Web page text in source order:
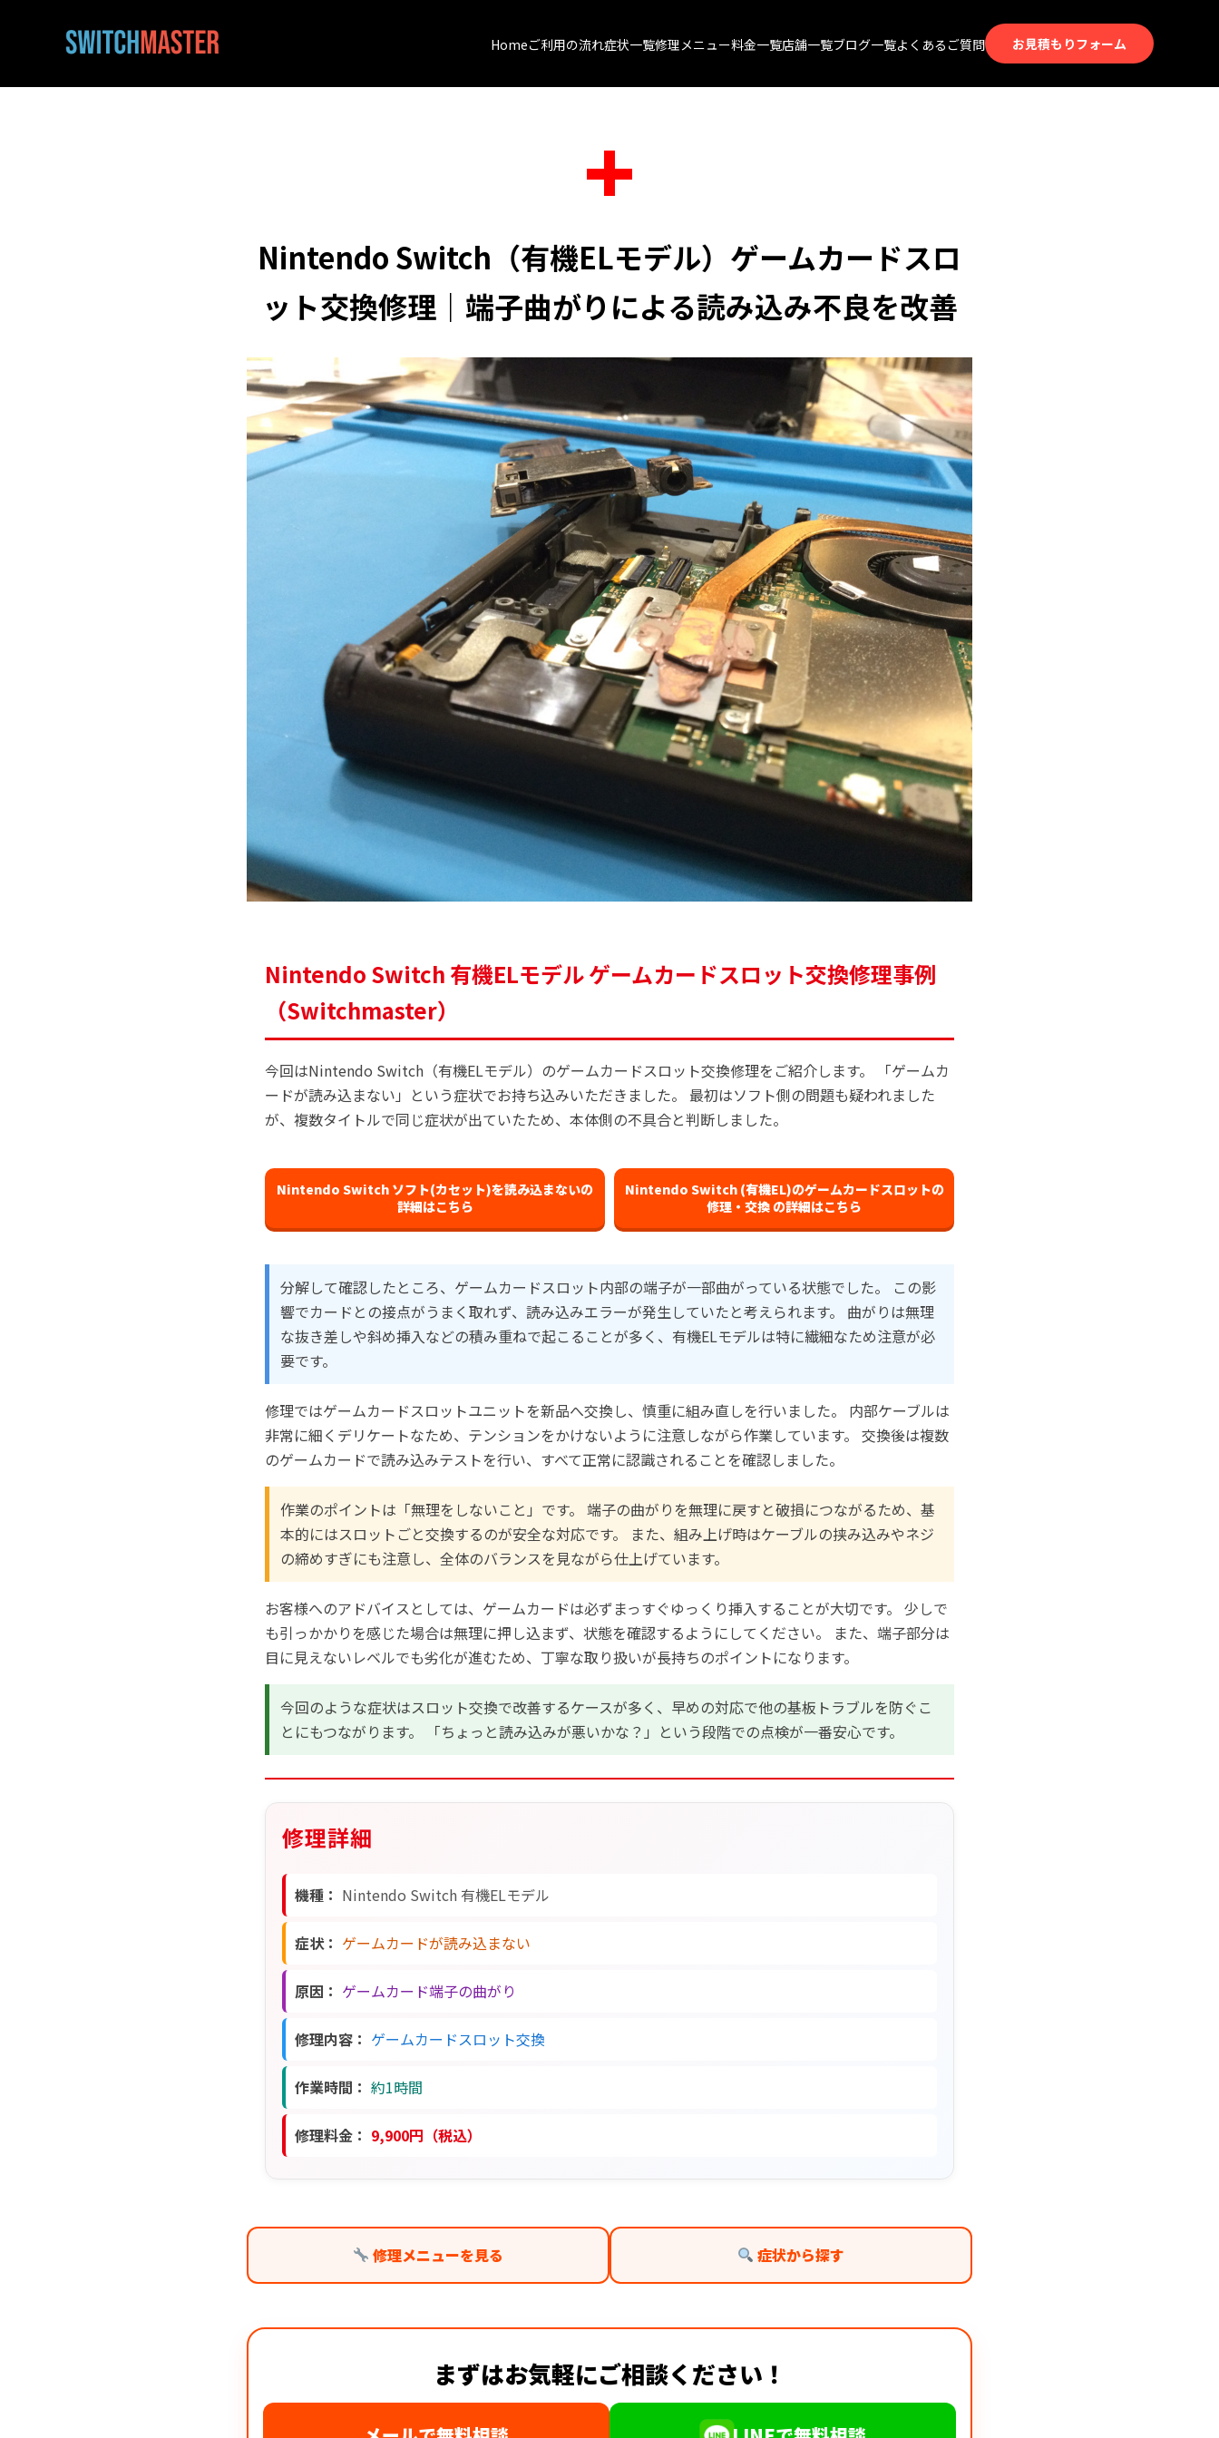
Homeご利用の流れ症状一覧修理メニュー料金一覧店舗一覧ブログ一覧よくあるご質問 お見積もりフォーム
Nintendo Switch（有機ELモデル）ゲームカードスロ
ット交換修理｜端子曲がりによる読み込み不良を改善
Nintendo Switch 有機ELモデル ゲームカードスロット交換修理事例
（Switchmaster）
今回はNintendo Switch（有機ELモデル）のゲームカードスロット交換修理をご紹介します。 「ゲームカ
ードが読み込まない」という症状でお持ち込みいただきました。 最初はソフト側の問題も疑われました
が、複数タイトルで同じ症状が出ていたため、本体側の不具合と判断しました。
Nintendo Switch ソフト(カセット)を読み込まないの
詳細はこちら
Nintendo Switch (有機EL)のゲームカードスロットの
修理・交換 の詳細はこちら
分解して確認したところ、ゲームカードスロット内部の端子が一部曲がっている状態でした。 この影
響でカードとの接点がうまく取れず、読み込みエラーが発生していたと考えられます。 曲がりは無理
な抜き差しや斜め挿入などの積み重ねで起こることが多く、有機ELモデルは特に繊細なため注意が必
要です。
修理ではゲームカードスロットユニットを新品へ交換し、慎重に組み直しを行いました。 内部ケーブルは
非常に細くデリケートなため、テンションをかけないように注意しながら作業しています。 交換後は複数
のゲームカードで読み込みテストを行い、すべて正常に認識されることを確認しました。
作業のポイントは「無理をしないこと」です。 端子の曲がりを無理に戻すと破損につながるため、基
本的にはスロットごと交換するのが安全な対応です。 また、組み上げ時はケーブルの挟み込みやネジ
の締めすぎにも注意し、全体のバランスを見ながら仕上げています。
お客様へのアドバイスとしては、ゲームカードは必ずまっすぐゆっくり挿入することが大切です。 少しで
も引っかかりを感じた場合は無理に押し込まず、状態を確認するようにしてください。 また、端子部分は
目に見えないレベルでも劣化が進むため、丁寧な取り扱いが長持ちのポイントになります。
今回のような症状はスロット交換で改善するケースが多く、早めの対応で他の基板トラブルを防ぐこ
とにもつながります。 「ちょっと読み込みが悪いかな？」という段階での点検が一番安心です。
修理詳細
機種： Nintendo Switch 有機ELモデル
症状： ゲームカードが読み込まない
原因： ゲームカード端子の曲がり
修理内容： ゲームカードスロット交換
作業時間： 約1時間
修理料金： 9,900円（税込）
修理メニューを見る 症状から探す
まずはお気軽にご相談ください！